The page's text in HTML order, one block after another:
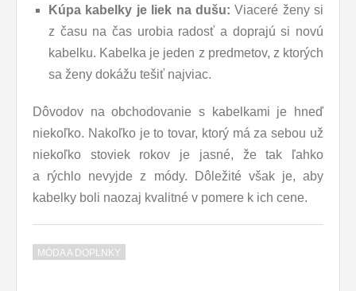
Kúpa kabelky je liek na dušu: Viaceré ženy si
z času na čas urobia radosť a doprajú si novú
kabelku. Kabelka je jeden z predmetov, z ktorých
sa ženy dokážu tešiť najviac.
Dôvodov na obchodovanie s kabelkami je hneď
niekoľko. Nakoľko je to tovar, ktorý má za sebou už
niekoľko stoviek rokov je jasné, že tak ľahko
a rýchlo nevyjde z módy. Dôležité však je, aby
kabelky boli naozaj kvalitné v pomere k ich cene.
MÓDA A DOPLNKY